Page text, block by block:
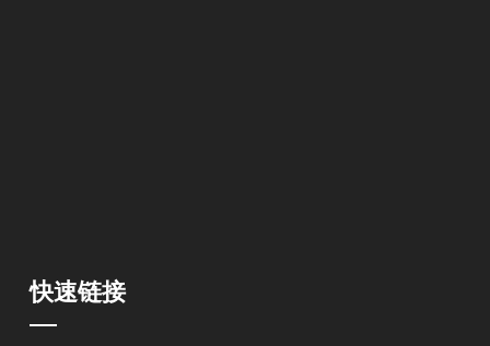
快速链接